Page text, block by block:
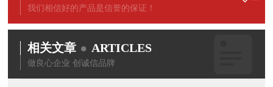
我们相信好的产品是信誉的保证！
相关文章 ARTICLES
做良心企业 创诚信品牌